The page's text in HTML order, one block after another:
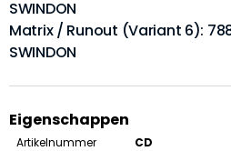
SWINDON
Matrix / Runout (Variant 6):
SWINDON
Eigenschappen
Artikelnummer
CD